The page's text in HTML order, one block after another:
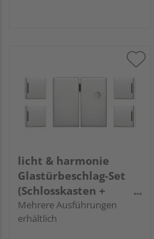
licht & harmonie
Glastürbeschlag-Set
(Schlosskasten +
Bänder) 2-flügelig
"Square 2.1"
Mehrere Ausführungen
erhältlich